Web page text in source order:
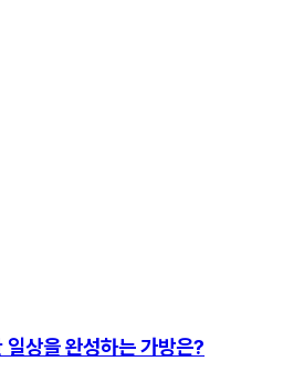
상을 완성하는 가방은?